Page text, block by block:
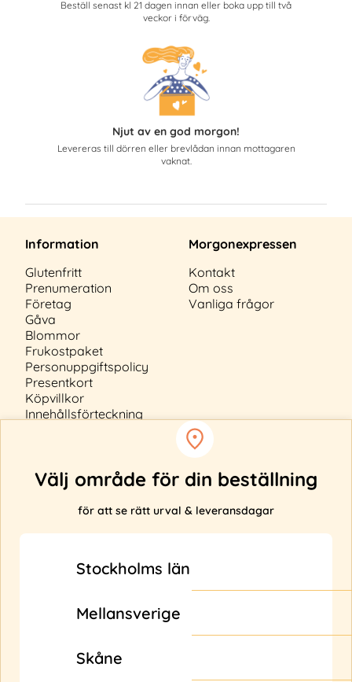
Beställ senast kl 21 dagen innan eller boka upp till två
veckor i förväg.
Njut av en god morgon!
Levereras till dörren eller brevlådan innan mottagaren
vaknat.
Välj område för din beställning
för att se rätt urval & leveransdagar
Stockholms län
Mellansverige
Skåne
Information
Glutenfritt
Prenumeration
Företag
Gåva
Blommor
Frukostpaket
Personuppgiftspolicy
Presentkort
Köpvillkor
Innehållsförteckning
Morgonexpressen
Kontakt
Om oss
Vanliga frågor
Anmäl ditt intresse
Fyll i din e-post nedan så får du uppdateringar när
vi bl.a. utökar vårt leveransområde.